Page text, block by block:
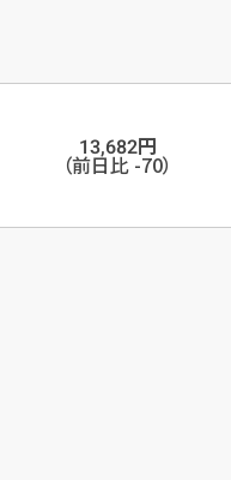
13,682円
（前日比 -70）